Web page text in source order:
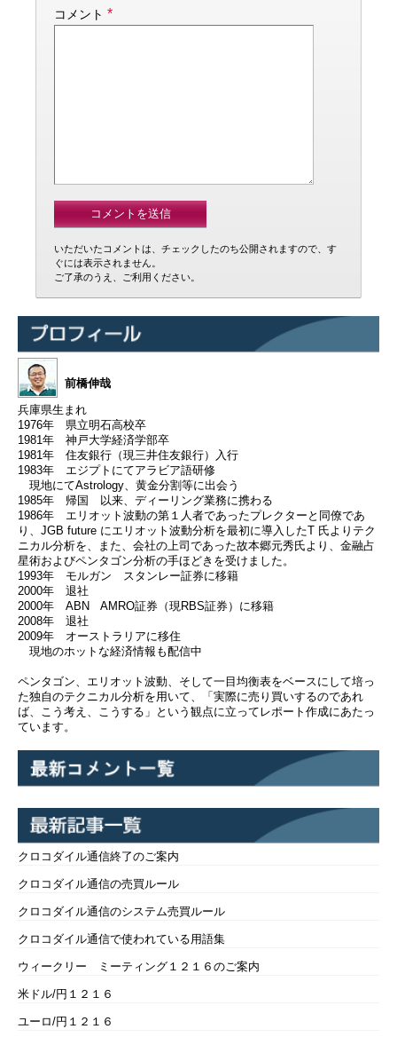
コメント *
いただいたコメントは、チェックしたのち公開されますので、す
ぐには表示されません。
ご了承のうえ、ご利用ください。
前橋伸哉
兵庫県生まれ
1976年 県立明石高校卒
1981年 神戸大学経済学部卒
1981年 住友銀行（現三井住友銀行）入行
1983年 エジプトにてアラビア語研修
現地にてAstrology、黄金分割等に出会う
1985年 帰国 以来、ディーリング業務に携わる
1986年 エリオット波動の第１人者であったプレクターと同僚であ
り、JGB future にエリオット波動分析を最初に導入したT 氏よりテク
ニカル分析を、また、会社の上司であった故本郷元秀氏より、金融占
星術およびペンタゴン分析の手ほどきを受けました。
1993年 モルガン スタンレー証券に移籍
2000年 退社
2000年 ABN AMRO証券（現RBS証券）に移籍
2008年 退社
2009年 オーストラリアに移住
現地のホットな経済情報も配信中
ペンタゴン、エリオット波動、そして一目均衡表をベースにして培っ
た独自のテクニカル分析を用いて、「実際に売り買いするのであれ
ば、こう考え、こうする」という観点に立ってレポート作成にあたっ
ています。
クロコダイル通信終了のご案内
クロコダイル通信の売買ルール
クロコダイル通信のシステム売買ルール
クロコダイル通信で使われている用語集
ウィークリー ミーティング１２１６のご案内
米ドル/円１２１６
ユーロ/円１２１６